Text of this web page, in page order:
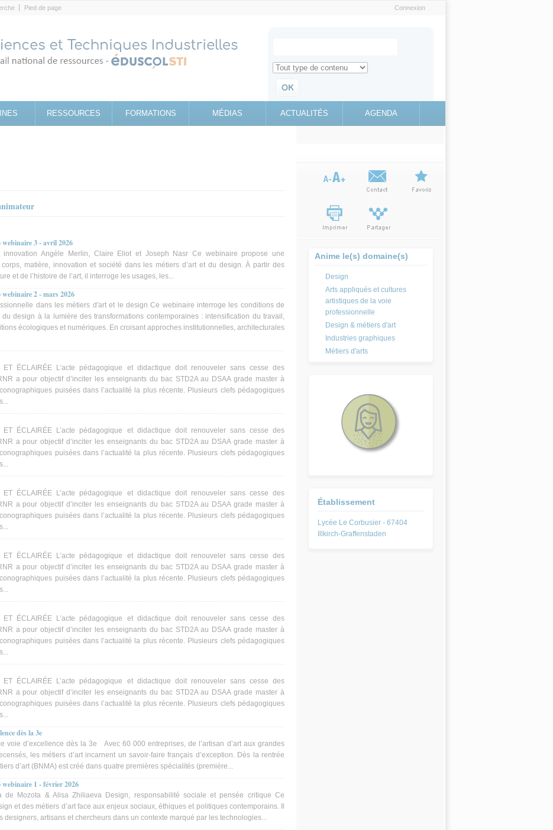
Pied de page Connexion
Search for
Retrouvez toute l'information sur le site education.gouv.fr
RESSOURCES FORMATIONS MÉDIAS ACTUALITÉS AGENDA
webinaire 3 - avril 2026
Angèle Merlin, Claire Eliot et Joseph Nasr Ce webinaire propose une
matière, innovation et société dans les métiers d’art et du design. À partir des
et de l’histoire de l’art, il interroge les usages, les...
2 - mars 2026
dans les métiers d'art et le design Ce webinaire interroge les conditions de
design à la lumière des transformations contemporaines : intensification du travail,
écologiques et numériques. En croisant approches institutionnelles, architecturales
ET ÉCLAIRÉE L’acte pédagogique et didactique doit renouveler sans cesse des
a pour objectif d’inciter les enseignants du bac STD2A au DSAA grade master à
puisées dans l’actualité la plus récente. Plusieurs clefs pédagogiques
ET ÉCLAIRÉE L’acte pédagogique et didactique doit renouveler sans cesse des
a pour objectif d’inciter les enseignants du bac STD2A au DSAA grade master à
puisées dans l’actualité la plus récente. Plusieurs clefs pédagogiques
ET ÉCLAIRÉE L’acte pédagogique et didactique doit renouveler sans cesse des
a pour objectif d’inciter les enseignants du bac STD2A au DSAA grade master à
puisées dans l’actualité la plus récente. Plusieurs clefs pédagogiques
ET ÉCLAIRÉE L’acte pédagogique et didactique doit renouveler sans cesse des
a pour objectif d’inciter les enseignants du bac STD2A au DSAA grade master à
puisées dans l’actualité la plus récente. Plusieurs clefs pédagogiques
ET ÉCLAIRÉE L’acte pédagogique et didactique doit renouveler sans cesse des
a pour objectif d’inciter les enseignants du bac STD2A au DSAA grade master à
puisées dans l’actualité la plus récente. Plusieurs clefs pédagogiques
ET ÉCLAIRÉE L’acte pédagogique et didactique doit renouveler sans cesse des
a pour objectif d’inciter les enseignants du bac STD2A au DSAA grade master à
puisées dans l’actualité la plus récente. Plusieurs clefs pédagogiques
dès la 3e
voie d’excellence dès la 3e Avec 60 000 entreprises, de l’artisan d’art aux grandes
les métiers d’art incarnent un savoir-faire français d’exception. Dès la rentrée
d’art (BNMA) est créé dans quatre premières spécialités (première...
webinaire 1 - février 2026
de Mozota & Alisa Zhiliaeva Design, responsabilité sociale et pensée critique Ce
et des métiers d’art face aux enjeux sociaux, éthiques et politiques contemporains. Il
artisans et chercheurs dans un contexte marqué par les technologies...
Anime le(s) domaine(s)
Design
Arts appliqués et cultures
artistiques de la voie
professionnelle
Design & métiers d'art
Industries graphiques
Métiers d'arts
Établissement
Lycée Le Corbusier - 67404
Illkirch-Graffenstaden